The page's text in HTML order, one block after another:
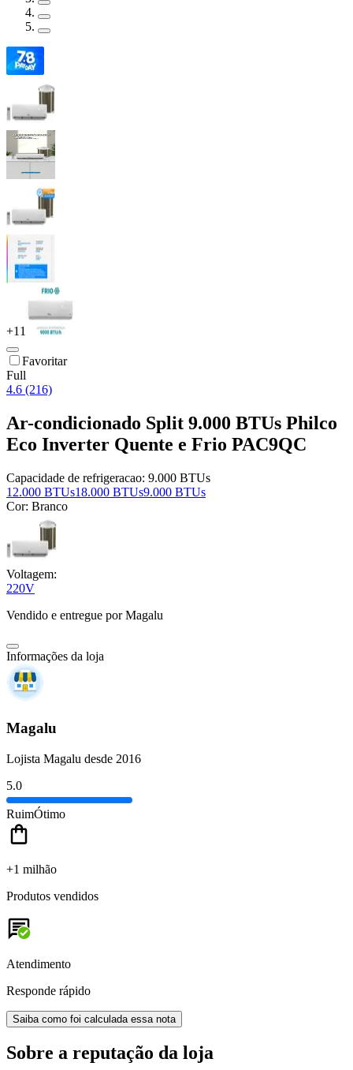
+11
Favoritar
Full
4.6 (216)
Ar-condicionado Split 9.000 BTUs Philco
Eco Inverter Quente e Frio PAC9QC
Capacidade de refrigeracao: 9.000 BTUs
12.000 BTUs18.000 BTUs9.000 BTUs
Cor: Branco
Voltagem:
220V
Vendido e entregue por Magalu
Informações da loja
Magalu
Lojista Magalu desde 2016
5.0
RuimÓtimo
+1 milhão
Produtos vendidos
Atendimento
Responde rápido
Saiba como foi calculada essa nota
Sobre a reputação da loja